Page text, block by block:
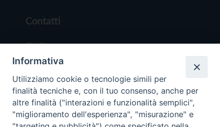
Contatti
Chi Siamo
Redazione
Scrivici
Informativa
Utilizziamo cookie o tecnologie simili per
finalità tecniche e, con il tuo consenso, anche per
altre finalità ("interazioni e funzionalità semplici",
"miglioramento dell'esperienza", "misurazione" e